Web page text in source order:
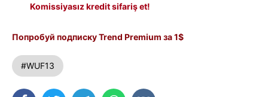
Komissiyasız kredit sifariş et!
Попробуй подписку Trend Premium за 1$
#WUF13